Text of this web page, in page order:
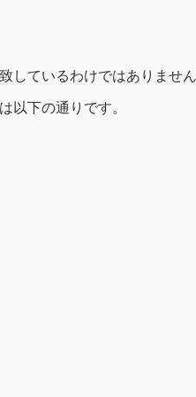
しているわけではありませ
以下の通りです。